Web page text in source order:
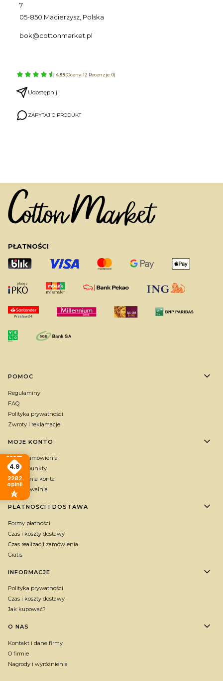
7
05-850 Macierzysz, Polska
bok@cottonmarket.pl
4.59(Oceny: 12 Recenzje: 0)
Udostępnij
ZAPYTAJ O PRODUKT
PŁATNOŚCI
Linki w stopce
POMOC
Regulaminy
FAQ
Polityka prywatności
Zwroty i reklamacje
MOJE KONTO
Twoje zamówienia
Zbieraj punkty
Ustawienia konta
Przechowalnia
PŁATNOŚCI I DOSTAWA
Formy płatności
Czas i koszty dostawy
Czas realizacji zamówienia
Gratis
INFORMACJE
Polityka prywatności
Czas i koszty dostawy
Jak kupować?
O NAS
Kontakt i dane firmy
O firmie
Nagrody i wyróżnienia
4.9
2282
opinii